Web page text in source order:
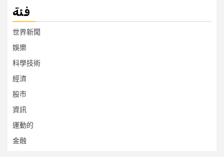
فئة
世界新聞
娛樂
科學技術
經濟
股市
資訊
運動的
金融